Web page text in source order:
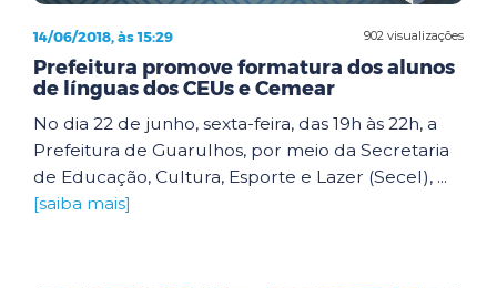
902 visualizações
14/06/2018, às 15:29
Prefeitura promove formatura dos alunos
de línguas dos CEUs e Cemear
No dia 22 de junho, sexta-feira, das 19h às 22h, a
Prefeitura de Guarulhos, por meio da Secretaria
de Educação, Cultura, Esporte e Lazer (Secel), ...
[saiba mais]